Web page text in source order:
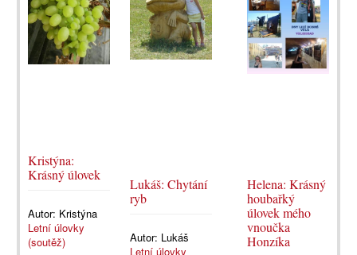
Kristýna:
Krásný úlovek
Autor: Kristýna
Letní úlovky
(soutěž)
Lukáš: Chytání
ryb
Autor: Lukáš
Letní úlovky
Helena: Krásný
houbařký
úlovek mého
vnoučka
Honzíka